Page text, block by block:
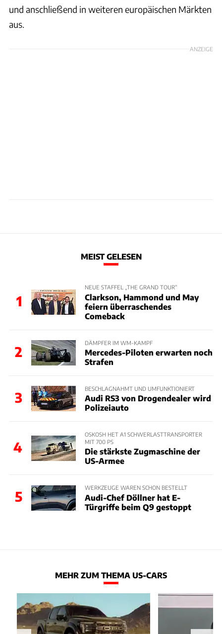
und anschließend in weiteren europäischen Märkten
aus.
ANZEIGE
MEIST GELESEN
1
NEUE STAFFEL „THE GRAND TOUR“
Clarkson, Hammond und May
feiern überraschendes
Comeback
2
DÄMPFER IM WM-KAMPF
Mercedes-Piloten erwarten noch
Strafen
3
BESCHLAGNAHMT UND UMFUNKTIONIERT
Audi RS3 von Drogendealer wird
Polizeiauto
4
OSKOSH HET A1 SCHWERLASTTRANSPORTER
MIT 700 PS
Die stärkste Zugmaschine der
US-Armee
5
WERKZEUGE WAREN SCHON BESTELLT
Audi-Chef Döllner hat E-
Türgriffe beim Q9 gestoppt
MEHR ZUM THEMA US-CARS